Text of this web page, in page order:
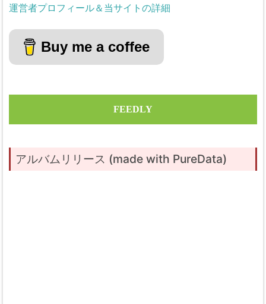
運営者プロフィール＆当サイトの詳細
Buy me a coffee
FEEDLY
アルバムリリース (made with PureData)